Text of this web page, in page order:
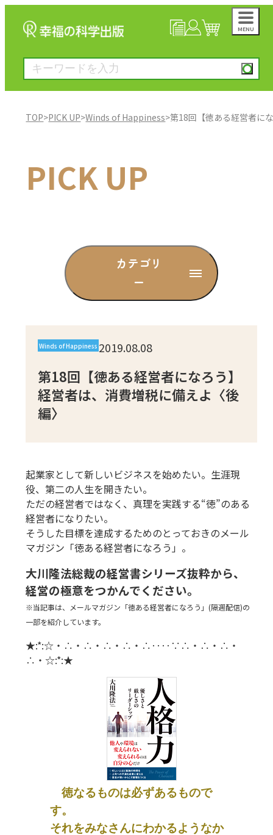
MENU
一般書
雑誌
CD
DVD・ブルーレイ
雑貨
TOP>PICK UP>Winds of Happiness>第18回【徳ある経営者に
PICK UP
カテゴリ
ー
Winds of Happiness 2019.08.08
第18回【徳ある経営者になろう】
経営者は、消費増税に備えよ〈後
編〉
起業家として新しいビジネスを始めたい。生涯現
役、第二の人生を開きたい。
ただの経営者ではなく、真理を実践する“徳”のある
経営者になりたい。
そうした目標を達成するためのとっておきのメール
マガジン「徳ある経営者になろう」。
大川隆法総裁の経営書シリーズ抜粋から、
経営の極意をつかんでください。
※当記事は、メールマガジン「徳ある経営者になろう」(隔週配信)の
一部を紹介しています。
★:*:☆・∴・∴・∴・∴・∴‥‥∵∴・∴・∴・
∴・☆:*:★
徳なるものは必ずあるもので
す。
それをみなさんにわかるようなか